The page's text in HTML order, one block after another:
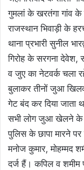
गुमलां के खरतंगा गांव के
राजस्थान भिवाड़ी के
थाना प्रभारी सुनील
गिरोह के सरगना
व जुए का नेटवर्क चला
बुलाकर तीनों जुआ
गेट बंद कर दिया जाता
सभी लोग जुआ खेलने के
पुलिस के छापा मारने
मनोज कुमार, मोहम्मद
दर्ज हैं। कपिल व